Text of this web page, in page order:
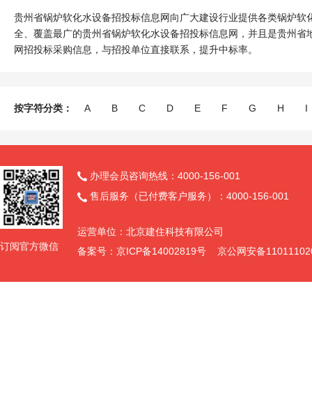
贵州省锅炉软化水设备招投标信息网向广大建设行业提供各类锅炉
全、覆盖最广的贵州省锅炉软化水设备招投标信息网，并且是贵州
网招投标采购信息，与招投单位直接联系，提升中标率。
按字符分类： A B C D E F G H I
订阅官方微信
 办理会员咨询热线：4000-156-001
 售后服务（已付费客户服务）：4000-156-001
运营单位：北京建住科技有限公司
备案号：京ICP备14002819号 京公网安备